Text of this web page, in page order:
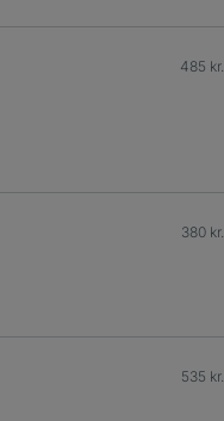
485 kr.
380 kr.
535 kr.